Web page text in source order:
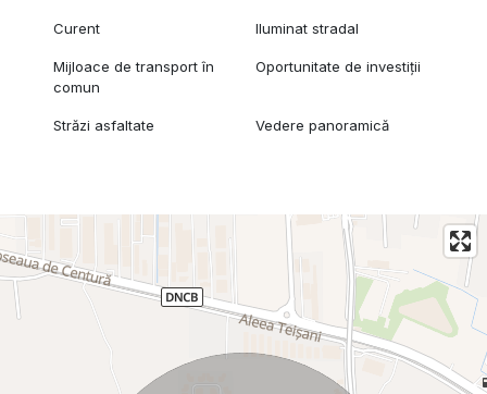
Curent Iluminat stradal
Mijloace de transport în
comun
Oportunitate de investiții
Străzi asfaltate Vedere panoramică